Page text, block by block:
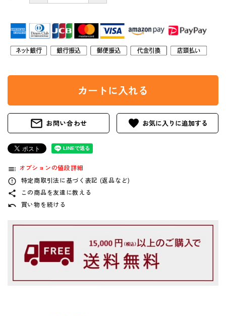
カートに入れる
mail_outline お問い合わせ favorite
toc オプションの値段詳細
error_outline 特定商取引法に基づく表記 (返品など)
share この商品を友達に教える
undo 買い物を続ける